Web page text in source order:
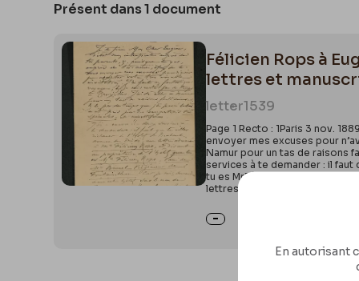
Présent dans 1 document
Félicien Rops à
lettres et
letter1539
Page 1 Recto : 1Paris 3 nov.
envoyer mes excuses pour
Namur pour un tas de raisons
services à te demander : il faut
tu es MrFélicien Rops, l’ami
lettres adressées (parPage 1
En autorisant